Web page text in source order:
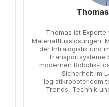
Thomas ist
Materialflusslösungen.
der Intralogistik und
Transportsysteme
modernen Robotik-
Sicherheit im
logistikroboter.com
Trends, Technik